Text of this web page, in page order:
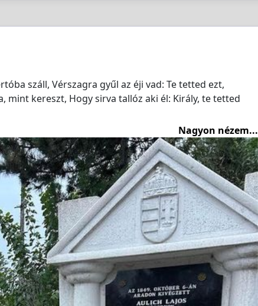
száll, Vérszagra gyűl az éji vad: Te tetted ezt,
mint kereszt, Hogy sirva tallóz aki él: Király, te tetted
Nagyon nézem...